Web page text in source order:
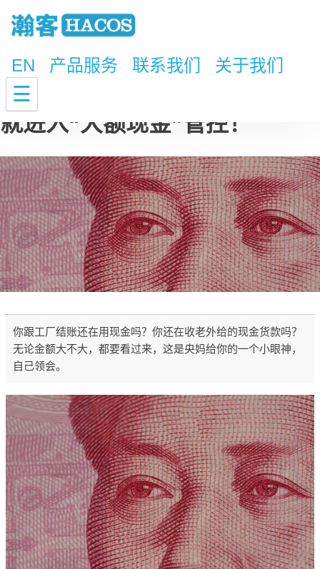
EN 产品服务 联系我们 关于我们
☰
【重磅】现金存取超过10万，
就进入“大额现金”管控！
你跟工厂结账还在用现金吗？你还在收老外给的现金货款吗？
无论金额大不大，都要看过来，这是央妈给你的一个小眼神，
自己领会。